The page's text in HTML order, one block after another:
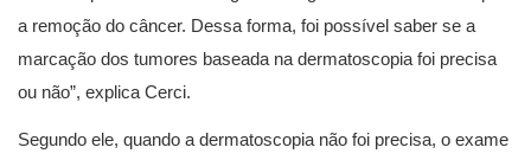
a remoção do câncer. Dessa forma, foi possível saber se a
marcação dos tumores baseada na dermatoscopia foi precisa
ou não”, explica Cerci.
Segundo ele, quando a dermatoscopia não foi precisa, o exame